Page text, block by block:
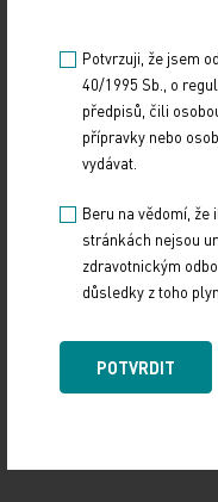
Přehnané uklízení
10. 12. 2024
Dalším rizikovým
onemocnění může být
Novou genovou
zraku aplikovali
Centrum klinické oční
a VFN v Praze se jako
Potvrzuji, že jsem
40/1995 Sb., o
předpisů, čili
přípravky nebo
vydávat.
Beru na vědomí,
stránkách nejsou
zdravotnickým
důsledky z toho
POTVRDIT